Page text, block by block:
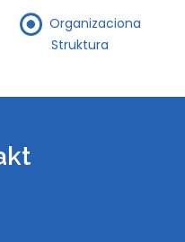
Organizaciona
Struktura